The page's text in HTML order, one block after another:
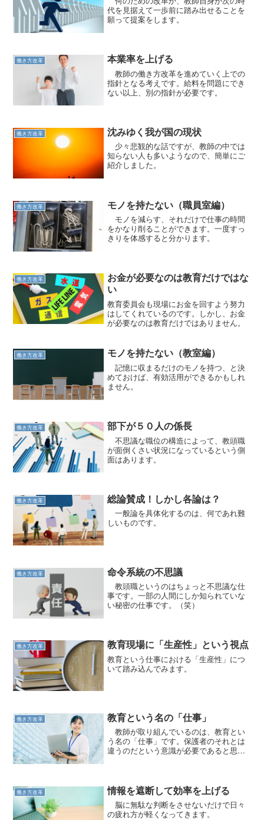
代を見据えて一歩前に踏み出せることを
願って提案をします。
働き方改革 本業率を上げる
教師の働き方改革を進めていく上での
指針となる考えです。給料を問題にでき
ない以上、別の指針が必要です。
働き方改革 沈みゆく我が国の現状
少々悲観的な話ですが、教師の中では
知らない人も多いようなので、簡単にご
紹介しました。
働き方改革 モノを持たない（職員室編）
モノを減らす、それだけで仕事の時間
をかなり削ることができます。一度すっ
きりを体感すると分かります。
働き方改革
お金が必要なのは教育だけではな
い
教育委員会も現場にお金を回すよう努力
はしてくれているのです。しかし、お金
が必要なのは教育だけではありません。
働き方改革 モノを持たない（教室編）
記憶に収まるだけのモノを持つ、と決
めておけば、有効活用ができるかもしれ
ません。
働き方改革 部下が５０人の係長
不思議な職位の構造によって、教頭職
が面倒くさい状況になっているという側
面はあります。
働き方改革 総論賛成！しかし各論は？
一般論を具体化するのは、何であれ難
しいものです。
働き方改革 命令系統の不思議
教頭職というのはちょっと不思議な仕
事です。一部の人間にしか知られていな
い秘密の仕事です。（笑）
働き方改革 教育現場に「生産性」という視点
教育という仕事における「生産性」につ
いて踏み込んでみます。
働き方改革 教育という名の「仕事」
教師が取り組んでいるのは、教育とい
う名の「仕事」です。保護者のそれとは
違うのだという意識が必要であると思っ
働き方改革 情報を遮断して効率を上げる
脳に無駄な判断をさせないだけで日々
の疲れ方が軽くなってきます。